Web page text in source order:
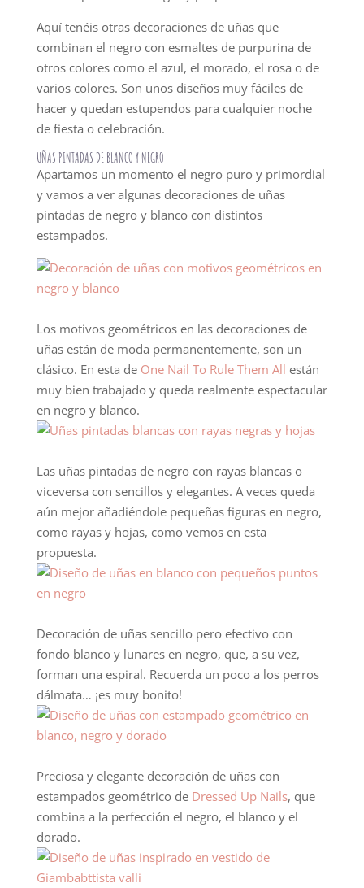
Aquí tenéis otras decoraciones de uñas que
combinan el negro con esmaltes de purpurina de
otros colores como el azul, el morado, el rosa o de
varios colores. Son unos diseños muy fáciles de
hacer y quedan estupendos para cualquier noche
de fiesta o celebración.
UÑAS PINTADAS DE BLANCO Y NEGRO
Apartamos un momento el negro puro y primordial
y vamos a ver algunas decoraciones de uñas
pintadas de negro y blanco con distintos
estampados.
Los motivos geométricos en las decoraciones de
uñas están de moda permanentemente, son un
clásico. En esta de One Nail To Rule Them All están
muy bien trabajado y queda realmente espectacular
en negro y blanco.
Las uñas pintadas de negro con rayas blancas o
viceversa con sencillos y elegantes. A veces queda
aún mejor añadiéndole pequeñas figuras en negro,
como rayas y hojas, como vemos en esta
propuesta.
Decoración de uñas sencillo pero efectivo con
fondo blanco y lunares en negro, que, a su vez,
forman una espiral. Recuerda un poco a los perros
dálmata… ¡es muy bonito!
Preciosa y elegante decoración de uñas con
estampados geométrico de Dressed Up Nails, que
combina a la perfección el negro, el blanco y el
dorado.